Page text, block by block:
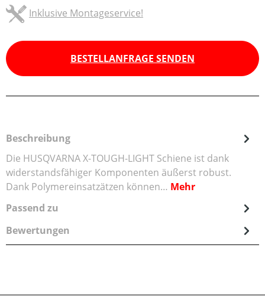
Inklusive Montageservice!
BESTELLANFRAGE SENDEN
Beschreibung
Die HUSQVARNA X-TOUGH-LIGHT Schiene ist dank
widerstandsfähiger Komponenten äußerst robust.
Dank Polymereinsatzätzen können… Mehr
Passend zu
Bewertungen